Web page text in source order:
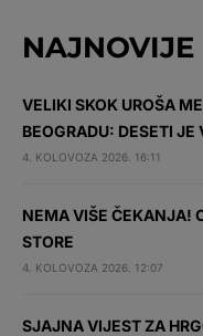
NAJNOVIJE
VELIKI SKOK UROŠA
BEOGRADU: DESETI JE
4. KOLOVOZA 2026. 16:11
NEMA VIŠE ČEKANJA!
STORE
4. KOLOVOZA 2026. 12:07
SJAJNA VIJEST ZA